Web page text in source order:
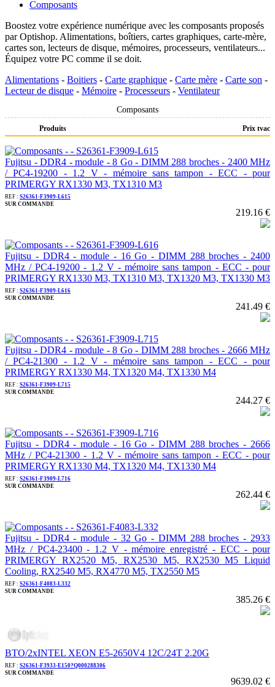
Composants
Boostez votre expérience numérique avec les composants proposés
par Optishop. Alimentations, boîtiers, cartes graphiques, carte-mère,
cartes son, lecteurs de disque, mémoires, processeurs, ventilateurs...
Équipez votre PC comme il se doit.
Alimentations - Boitiers - Carte graphique - Carte mère - Carte son -
Lecteur de disque - Mémoire - Processeurs - Ventilateur
Composants
Produits Prix tvac
Fujitsu - DDR4 - module - 8 Go - DIMM 288 broches - 2400 MHz
/ PC4-19200 - 1.2 V - mémoire sans tampon - ECC - pour
PRIMERGY RX1330 M3, TX1310 M3
REF : S26361-F3909-L615
SUR COMMANDE
219.16 €
Fujitsu - DDR4 - module - 16 Go - DIMM 288 broches - 2400
MHz / PC4-19200 - 1.2 V - mémoire sans tampon - ECC - pour
PRIMERGY RX1330 M3, TX1310 M3, TX1320 M3, TX1330 M3
REF : S26361-F3909-L616
SUR COMMANDE
241.49 €
Fujitsu - DDR4 - module - 8 Go - DIMM 288 broches - 2666 MHz
/ PC4-21300 - 1.2 V - mémoire sans tampon - ECC - pour
PRIMERGY RX1330 M4, TX1320 M4, TX1330 M4
REF : S26361-F3909-L715
SUR COMMANDE
244.27 €
Fujitsu - DDR4 - module - 16 Go - DIMM 288 broches - 2666
MHz / PC4-21300 - 1.2 V - mémoire sans tampon - ECC - pour
PRIMERGY RX1330 M4, TX1320 M4, TX1330 M4
REF : S26361-F3909-L716
SUR COMMANDE
262.44 €
Fujitsu - DDR4 - module - 32 Go - DIMM 288 broches - 2933
MHz / PC4-23400 - 1.2 V - mémoire enregistré - ECC - pour
PRIMERGY RX2520 M5, RX2530 M5, RX2530 M5 Liquid
Cooling, RX2540 M5, RX4770 M5, TX2550 M5
REF : S26361-F4083-L332
SUR COMMANDE
385.26 €
BTO/2xINTEL XEON E5-2650V4 12C/24T 2.20G
REF : S26361-F3933-E150?Q000288306
SUR COMMANDE
9639.02 €